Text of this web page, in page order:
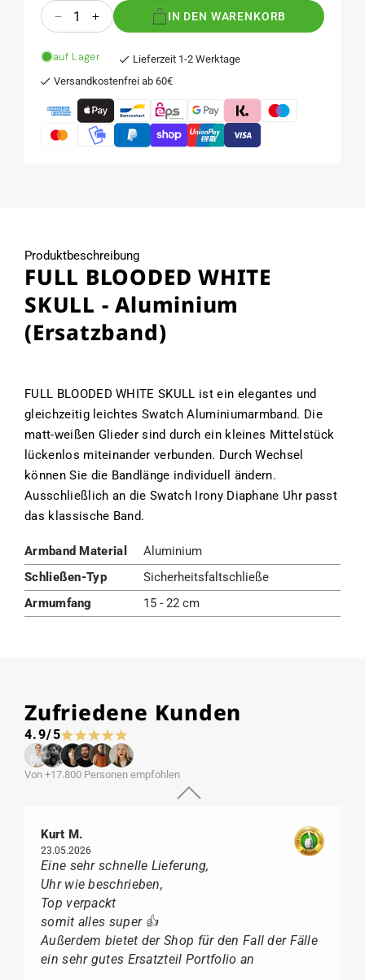
Anzahl
Verringere
Menge
für
BLOODED
WHITE
SKULL
Erhöhe
Menge
für
BLOODED
WHITE
SKULL
IN DEN WARENKORB
auf Lager
Lieferzeit 1-2 Werktage
Versandkostenfrei ab 60€
Produktbeschreibung
FULL BLOODED WHITE
SKULL - Aluminium
(Ersatzband)
FULL BLOODED WHITE SKULL ist ein elegantes und
gleichzeitig leichtes Swatch Aluminiumarmband. Die
matt-weißen Glieder sind durch ein kleines Mittelstück
lückenlos miteinander verbunden. Durch Wechsel
können Sie die Bandlänge individuell ändern.
Ausschließlich an die Swatch Irony Diaphane Uhr passt
das klassische Band.
Armband Material
Aluminium
Schließen-Typ
Sicherheitsfaltschließe
Armumfang
15 - 22 cm
Zufriedene Kunden
4.9/5
Von +17.800 Personen empfohlen
Kurt M.
23.05.2026
Eine sehr schnelle Lieferung,
Uhr wie beschrieben,
Top verpackt
somit alles super 👍
Außerdem bietet der Shop für den Fall der Fälle
ein sehr gutes Ersatzteil Portfolio an